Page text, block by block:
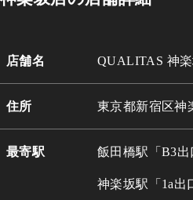
店舗名 QUALITAS 神
住所 東京都新宿区神
最寄駅 飯田橋駅「B3出
神楽坂駅「1a出